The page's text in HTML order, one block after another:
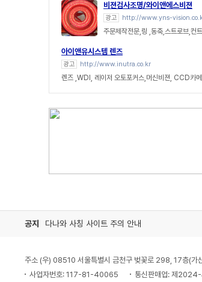
비젼검사조명/와이앤에스비젼
광고 http://www.yns-
주문제작전문,링 ,동축,스트로브,컨
아이앤유시스템 렌즈
광고 http://www.inutra.co.kr
렌즈 ,WDI, 레이저 오토포커스,머신비젼, CCD카
공지 다나와 사칭 사이트 주의 안내
주소 (우) 08510 서울특별시 금천구 벚꽃로 298, 17층(가
사업자번호: 117-81-40065
통신판매업: 제